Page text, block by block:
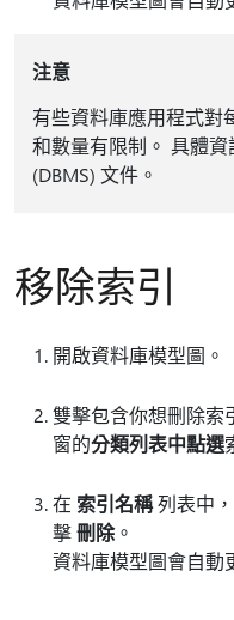
注意
有些資料庫應用程式對
和數量有限制。 具體
(DBMS) 文件。
移除索引
開啟資料庫模型圖。
雙擊包含你想刪除索
窗的分類列表中點選
在 索引名稱列表中
擊刪除。
資料庫模型圖會自動